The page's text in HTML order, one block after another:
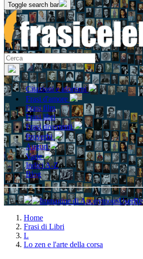
Toggle search bar
Citazioni e aforismi
Frasi d'amore
Frasi film
Frasi libri
Frasi divertenti
Proverbi
Auguri
Varie
Indici A-Z
Blog
Home
Frasi di Libri
L
Lo zen e l'arte della corsa